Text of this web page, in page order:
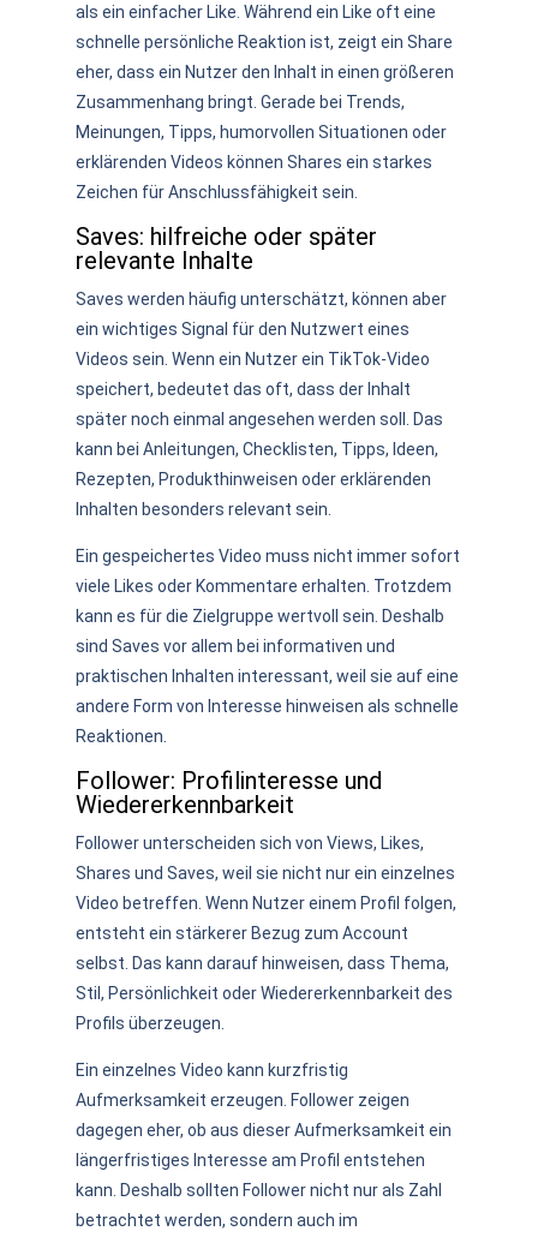
als ein einfacher Like. Während ein Like oft eine
schnelle persönliche Reaktion ist, zeigt ein Share
eher, dass ein Nutzer den Inhalt in einen größeren
Zusammenhang bringt. Gerade bei Trends,
Meinungen, Tipps, humorvollen Situationen oder
erklärenden Videos können Shares ein starkes
Zeichen für Anschlussfähigkeit sein.
Saves: hilfreiche oder später
relevante Inhalte
Saves werden häufig unterschätzt, können aber
ein wichtiges Signal für den Nutzwert eines
Videos sein. Wenn ein Nutzer ein TikTok-Video
speichert, bedeutet das oft, dass der Inhalt
später noch einmal angesehen werden soll. Das
kann bei Anleitungen, Checklisten, Tipps, Ideen,
Rezepten, Produkthinweisen oder erklärenden
Inhalten besonders relevant sein.
Ein gespeichertes Video muss nicht immer sofort
viele Likes oder Kommentare erhalten. Trotzdem
kann es für die Zielgruppe wertvoll sein. Deshalb
sind Saves vor allem bei informativen und
praktischen Inhalten interessant, weil sie auf eine
andere Form von Interesse hinweisen als schnelle
Reaktionen.
Follower: Profilinteresse und
Wiedererkennbarkeit
Follower unterscheiden sich von Views, Likes,
Shares und Saves, weil sie nicht nur ein einzelnes
Video betreffen. Wenn Nutzer einem Profil folgen,
entsteht ein stärkerer Bezug zum Account
selbst. Das kann darauf hinweisen, dass Thema,
Stil, Persönlichkeit oder Wiedererkennbarkeit des
Profils überzeugen.
Ein einzelnes Video kann kurzfristig
Aufmerksamkeit erzeugen. Follower zeigen
dagegen eher, ob aus dieser Aufmerksamkeit ein
längerfristiges Interesse am Profil entstehen
kann. Deshalb sollten Follower nicht nur als Zahl
betrachtet werden, sondern auch im